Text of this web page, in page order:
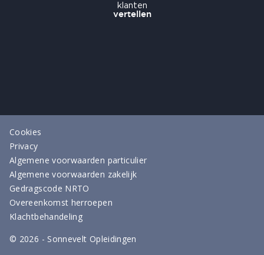
Cookies
Privacy
Algemene voorwaarden particulier
Algemene voorwaarden zakelijk
Gedragscode NRTO
Overeenkomst herroepen
Klachtbehandeling
© 2026 - Sonnevelt Opleidingen